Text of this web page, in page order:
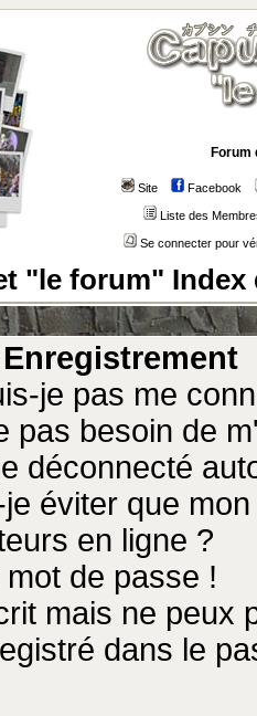
Forum
Site Facebook
Liste des
Se connecter pour
"le forum" Index
je pas me
pas besoin de
déconnecté
éviter que
en ligne ?
de passe !
mais ne peux
dans le